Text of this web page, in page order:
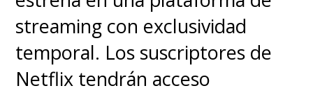
streaming con exclusividad
temporal. Los suscriptores de
Netflix tendrán acceso